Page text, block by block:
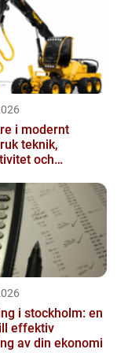
i modernt
och
i stockholm: en
effektiv
av din ekonomi